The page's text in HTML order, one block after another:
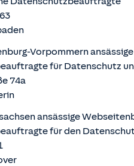
Vorpommern
für Datenschutz
74a
ansässige
für den